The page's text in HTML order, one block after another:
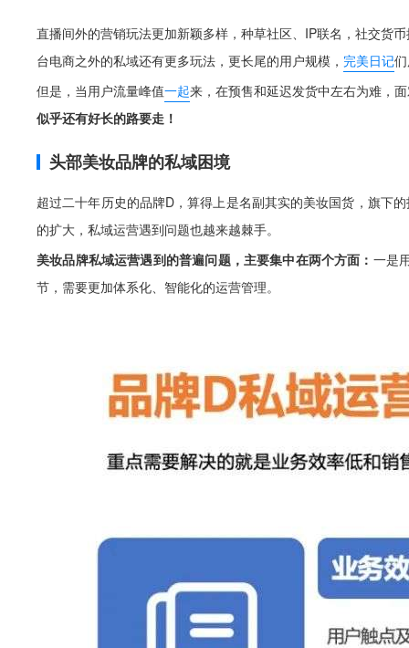
直播间外的营销玩法更加新颖多样，种草社区、IP联名，社交货
台电商之外的私域还有更多玩法，更长尾的用户规模， 完美日记
但是，当用户流量峰值一起来，在预售和延迟发货中左右为难，
似乎还有好长的路要走！
头部美妆品牌的私域困境
超过二十年历史的品牌D，算得上是名副其实的美妆国货，旗下
的扩大，私域运营遇到问题也越来越棘手。
美妆品牌私域运营遇到的普遍问题，主要集中在两个方面： 一是
节，需要更加体系化、智能化的运营管理。